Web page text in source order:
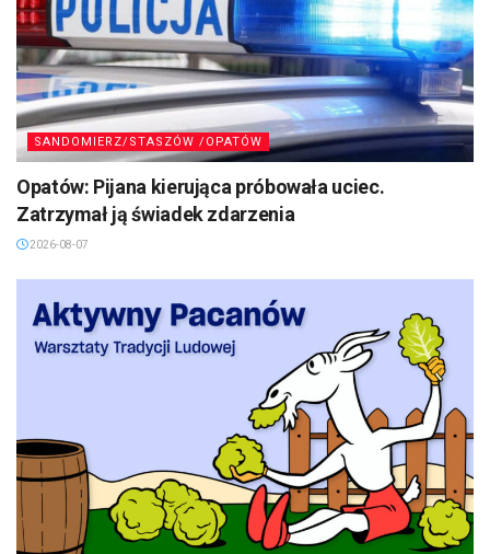
SANDOMIERZ/STASZÓW /OPATÓW
Opatów: Pijana kierująca próbowała uciec.
Zatrzymał ją świadek zdarzenia
2026-08-07